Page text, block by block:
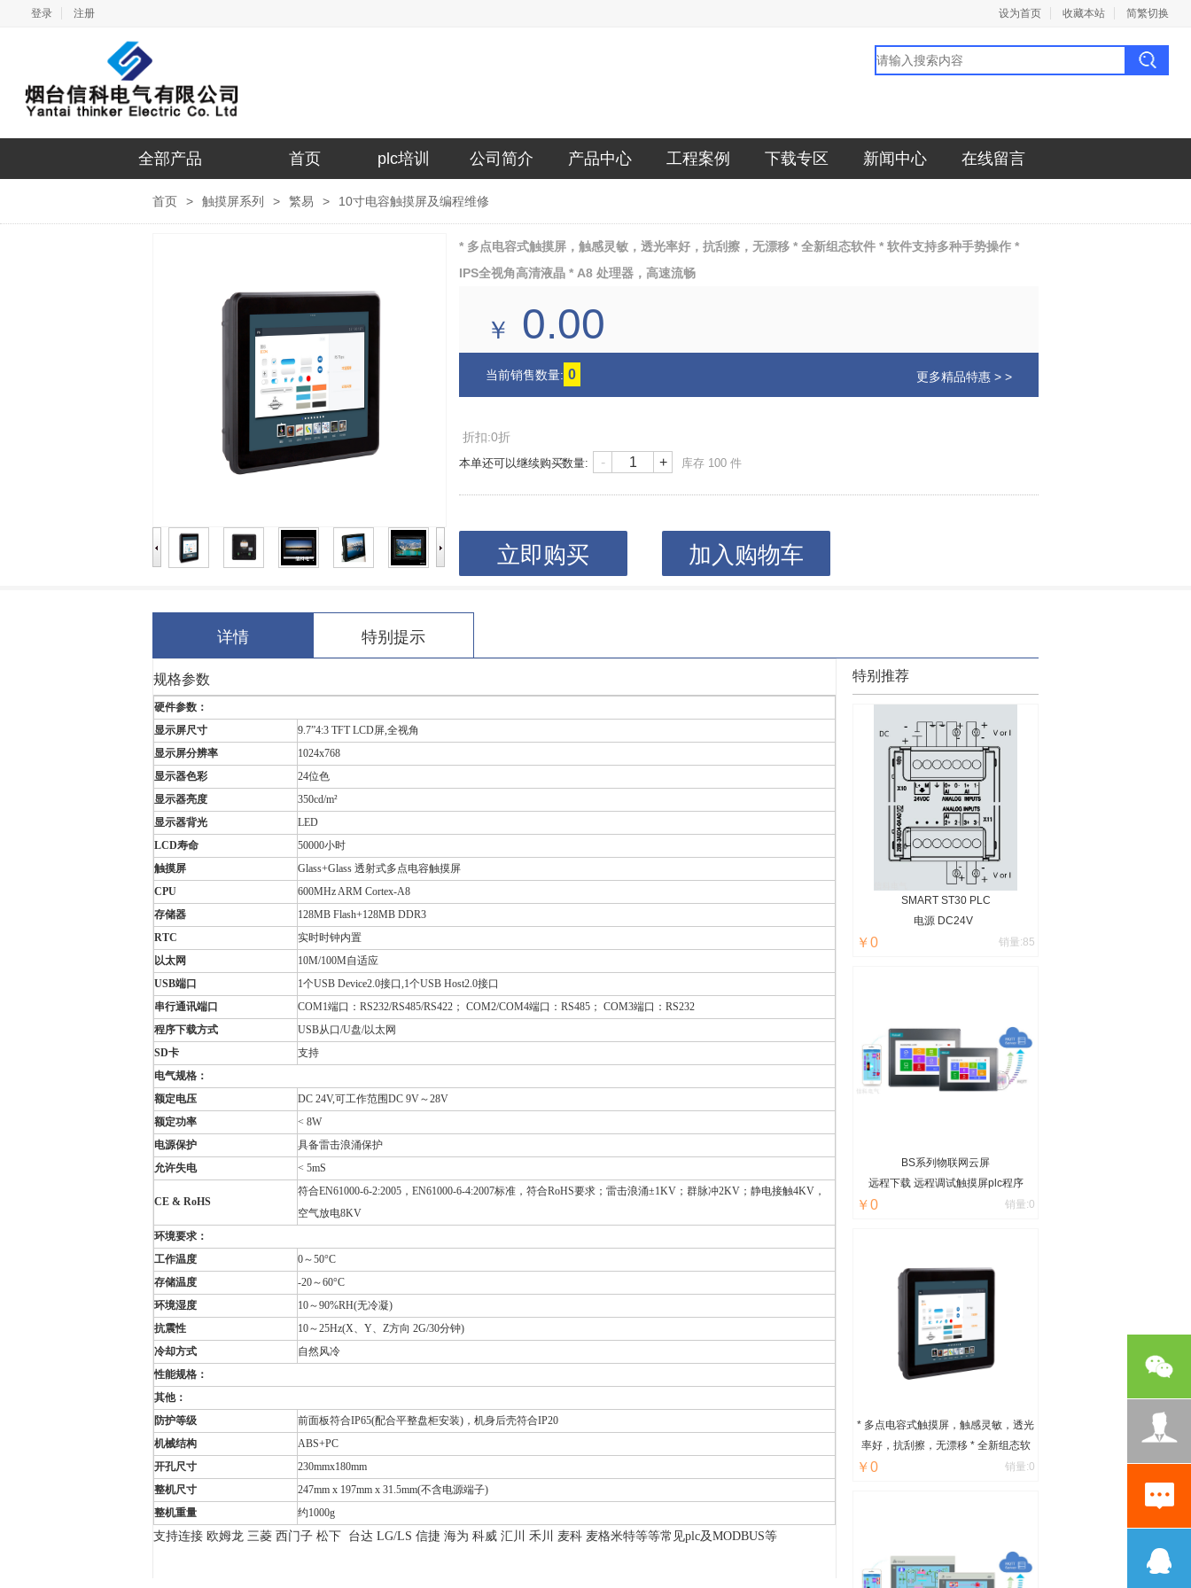
登录 注册 设为首页 收藏本站 简繁切换
全部产品 首页 plc培训 公司简介 产品中心 工程案例 下载专区 新闻中心 在线留言
首页 > 触摸屏系列 > 繁易 > 10寸电容触摸屏及编程维修
* 多点电容式触摸屏，触感灵敏，透光率好，抗刮擦，无漂移 * 全新组态软件 * 软件支持多种手势操作 *
IPS全视角高清液晶 * A8 处理器，高速流畅
￥ 0.00
当前销售数量: 0 更多精品特惠 > >
折扣:0折
本单还可以继续购买数量: - + 库存 100 件
立即购买 加入购物车
详情 特别提示
规格参数
硬件参数：
显示屏尺寸
9.7”4:3 TFT LCD屏,全视角
显示屏分辨率
1024x768
显示器色彩
24位色
显示器亮度
350cd/m²
显示器背光
LED
LCD寿命
50000小时
触摸屏
Glass+Glass 透射式多点电容触摸屏
CPU
600MHz ARM Cortex-A8
存储器
128MB Flash+128MB DDR3
RTC
实时时钟内置
以太网
10M/100M自适应
USB端口
1个USB Device2.0接口,1个USB Host2.0接口
串行通讯端口
COM1端口：RS232/RS485/RS422； COM2/COM4端口：RS485； COM3端口：RS232
程序下载方式
USB从口/U盘/以太网
SD卡
支持
电气规格：
额定电压
DC 24V,可工作范围DC 9V～28V
额定功率
< 8W
电源保护
具备雷击浪涌保护
允许失电
< 5mS
CE & RoHS
符合EN61000-6-2:2005，EN61000-6-4:2007标准，符合RoHS要求；雷击浪涌±1KV；群脉冲2KV；静电接触4KV，
空气放电8KV
环境要求：
工作温度
0～50°C
存储温度
-20～60°C
环境湿度
10～90%RH(无冷凝)
抗震性
10～25Hz(X、Y、Z方向 2G/30分钟)
冷却方式
自然风冷
性能规格：
其他：
防护等级
前面板符合IP65(配合平整盘柜安装)，机身后壳符合IP20
机械结构
ABS+PC
开孔尺寸
230mmx180mm
整机尺寸
247mm x 197mm x 31.5mm(不含电源端子)
整机重量
约1000g
支持连接 欧姆龙 三菱 西门子 松下 台达 LG/LS 信捷 海为 科威 汇川 禾川 麦科 麦格米特等等常见plc及MODBUS等
特别推荐
SMART ST30 PLC
电源 DC24V
输入 18点 NPN 或者PNP
￥0 销量:85
BS系列物联网云屏
远程下载 远程调试触摸屏plc程序
手机APP操作修改plc数据等等
￥0 销量:0
* 多点电容式触摸屏，触感灵敏，透光
率好，抗刮擦，无漂移 * 全新组态软
件 * 软件支持多种手势操作 * IPS全视
￥0 销量:0